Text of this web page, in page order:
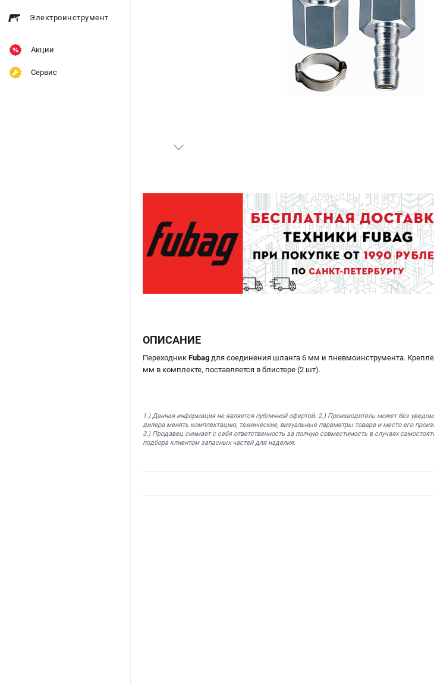
Электроинструмент
Акции
Сервис
ОПИСАНИЕ
Переходник Fubag для соединения шланга 6 мм и пневмоинструмента.
мм в комплекте, поставляется в блистере (2 шт).
1.) Данная информация не является публичной офертой. 2.) Производитель может без
дилера менять комплектацию, технические, визуальные параметры товара и место его
3.) Продавец снимает с себя ответственность за полную совместимость в случаях
подбора клиентом запасных частей для изделия.